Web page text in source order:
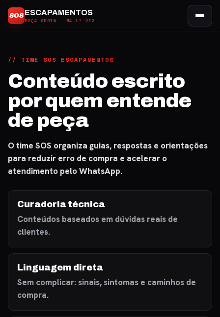
paraSOS ESCAPAMENTOS
PEÇA CERTA · NA 1ª VEZ
// TIME SOS ESCAPAMENTOS
Conteúdo escrito
por quem entende
de peça
O time SOS organiza guias, respostas e orientações
para reduzir erro de compra e acelerar o
atendimento pelo WhatsApp.
Curadoria técnica
Conteúdos baseados em dúvidas reais de
clientes.
Linguagem direta
Sem complicar: sinais, sintomas e caminhos de
compra.